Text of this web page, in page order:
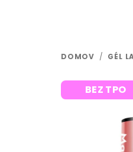
DOMOV / GÉL
BEZ TPO